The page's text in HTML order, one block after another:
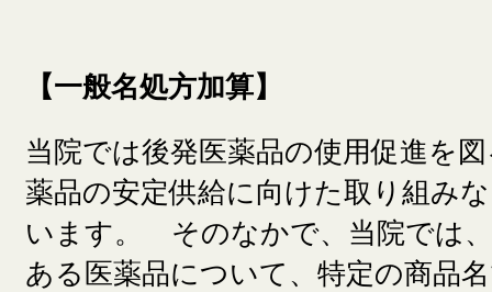
【一般名処方加算】
当院では後発医薬品の使用促進を
薬品の安定供給に向けた取り組み
います。 そのなかで、当院では
ある医薬品について、特定の商品